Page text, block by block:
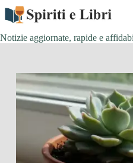
Salta
contenuto
Notizie aggiornate, rapide e